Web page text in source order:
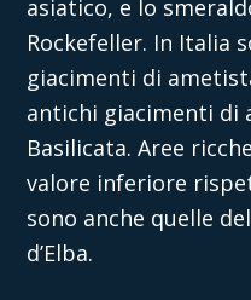
asiatico, e lo
Rockefeller. In Italia
giacimenti di
antichi giacimenti di
Basilicata. Aree
valore inferiore
sono anche quelle
d’Elba.